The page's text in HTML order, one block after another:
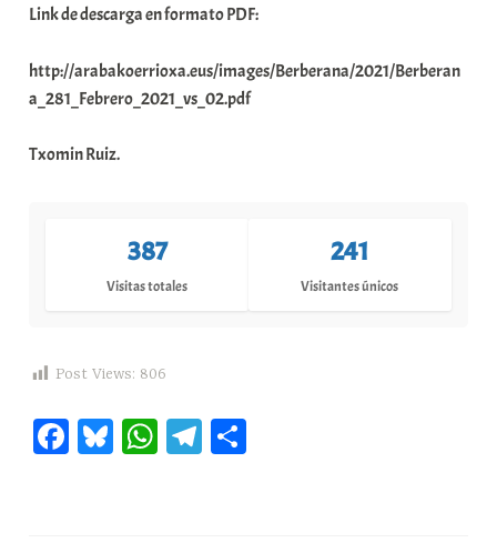
Link de descarga en formato PDF:
http://arabakoerrioxa.eus/images/Berberana/2021/Berberan
a_281_Febrero_2021_vs_02.pdf
Txomin Ruiz.
387
Visitas totales
241
Visitantes únicos
Post Views: 806
Fa Bl W Te